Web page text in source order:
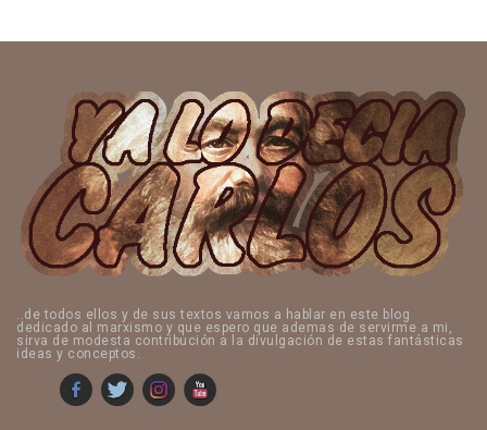
..de todos ellos y de sus textos vamos a hablar en este blog
dedicado al marxismo y que espero que ademas de servirme a mi,
sirva de modesta contribución a la divulgación de estas fantásticas
ideas y conceptos.